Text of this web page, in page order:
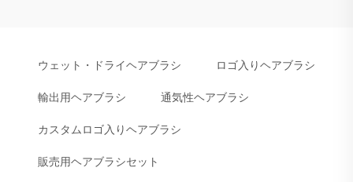
ウェット・ドライヘアブラシ ロゴ入りヘアブラシ
輸出用ヘアブラシ 通気性ヘアブラシ
カスタムロゴ入りヘアブラシ
販売用ヘアブラシセット